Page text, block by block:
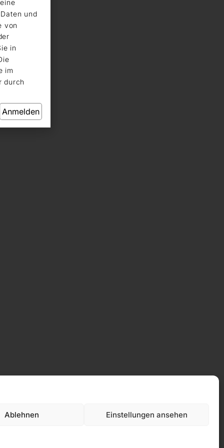
Ablehnen Einstellungen ansehen
und
von
in
im
durch
Anmelden